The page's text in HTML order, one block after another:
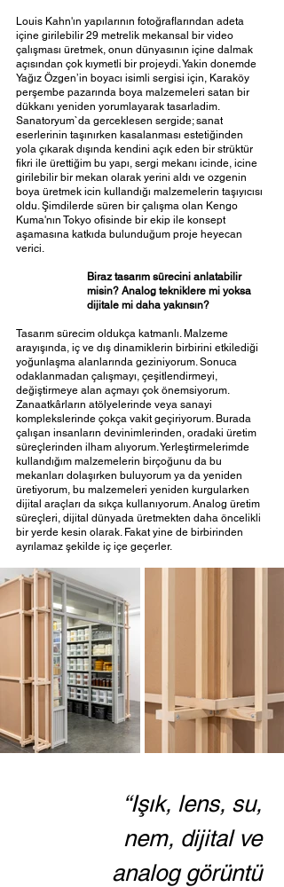
Louis Kahn'ın yapılarının fotoğraflarından adeta
içine girilebilir 29 metrelik mekansal bir video
çalışması üretmek, onun dünyasının içine dalmak
açısından çok kıymetli bir projeydi. Yakin donemde
Yağız Özgen’in boyacı isimli sergisi için, Karaköy
perşembe pazarında boya malzemeleri satan bir
dükkanı yeniden yorumlayarak tasarladim.
Sanatoryum`da gerceklesen sergide; sanat
eserlerinin taşınırken kasalanması estetiğinden
yola çıkarak dışında kendini açık eden bir strüktür
fikri ile ürettiğim bu yapı, sergi mekanı icinde, icine
girilebilir bir mekan olarak yerini aldı ve ozgenin
boya üretmek icin kullandığı malzemelerin taşıyıcısı
oldu. Şimdilerde süren bir çalışma olan Kengo
Kuma'nın Tokyo ofisinde bir ekip ile konsept
aşamasına katkıda bulunduğum proje heyecan
verici.
Biraz tasarım sürecini anlatabilir
misin? Analog tekniklere mi yoksa
dijitale mi daha yakınsın?
Tasarım sürecim oldukça katmanlı. Malzeme
arayışında, iç ve dış dinamiklerin birbirini etkilediği
yoğunlaşma alanlarında geziniyorum. Sonuca
odaklanmadan çalışmayı, çeşitlendirmeyi,
değiştirmeye alan açmayı çok önemsiyorum.
Zanaatkârların atölyelerinde veya sanayi
komplekslerinde çokça vakit geçiriyorum. Burada
çalışan insanların devinimlerinden, oradaki üretim
süreçlerinden ilham alıyorum. Yerleştirmelerimde
kullandığım malzemelerin birçoğunu da bu
mekanları dolaşırken buluyorum ya da yeniden
üretiyorum, bu malzemeleri yeniden kurgularken
dijital araçları da sıkça kullanıyorum. Analog üretim
süreçleri, dijital dünyada üretmekten daha öncelikli
bir yerde kesin olarak. Fakat yine de birbirinden
ayrılamaz şekilde iç içe geçerler.
“Işık, lens, su,
nem, dijital ve
analog görüntü